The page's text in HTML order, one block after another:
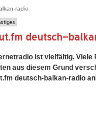
radio
deutsch-
ist vielfältig.
aus diesem Grund
deutsch-balkan-radio